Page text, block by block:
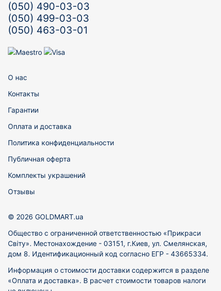
(050) 490-03-03
(050) 499-03-03
(050) 463-03-01
О нас
Контакты
Гарантии
Оплата и доставка
Политика конфиденциальности
Публичная оферта
Комплекты украшений
Отзывы
© 2026 GOLDMART.ua
Общество с ограниченной ответственностью «Прикраси
Світу». Местонахождение - 03151, г.Киев, ул. Смелянская,
дом 8. Идентификационный код согласно ЕГР - 43665334.
Информация о стоимости доставки содержится в разделе
«Оплата и доставка». В расчет стоимости товаров налоги